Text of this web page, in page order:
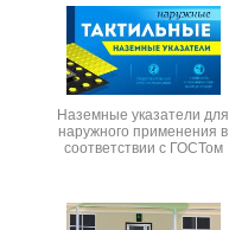
Наземные указатели для
наружного применения в
соответствии с ГОСТом